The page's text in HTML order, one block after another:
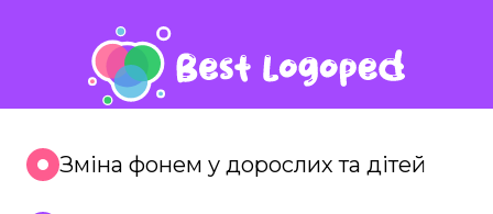
Зміна фонем у дорослих та дітей